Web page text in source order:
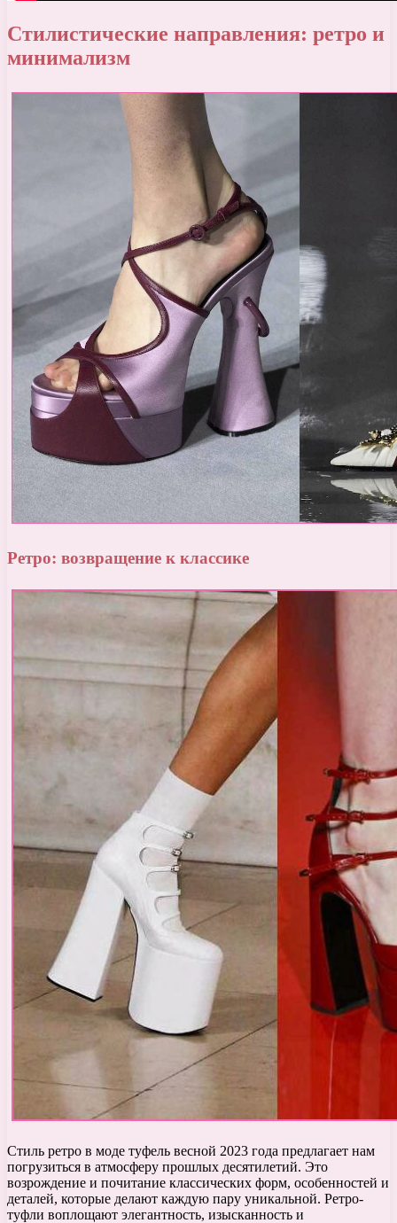
Стилистические направления: ретро и
минимализм
Ретро: возвращение к классике
Стиль ретро в моде туфель весной 2023 года предлагает нам
погрузиться в атмосферу прошлых десятилетий. Это
возрождение и почитание классических форм, особенностей и
деталей, которые делают каждую пару уникальной. Ретро-
туфли воплощают элегантность, изысканность и